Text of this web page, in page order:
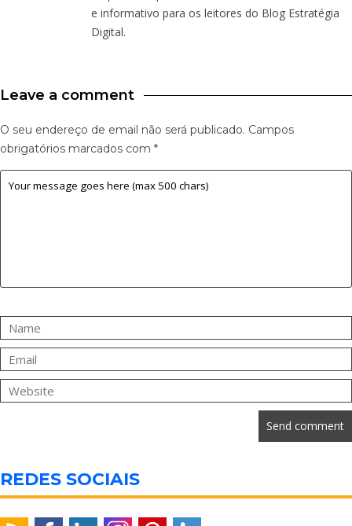
e informativo para os leitores do Blog Estratégia
Digital.
Leave a comment
O seu endereço de email não será publicado. Campos
obrigatórios marcados com *
REDES SOCIAIS